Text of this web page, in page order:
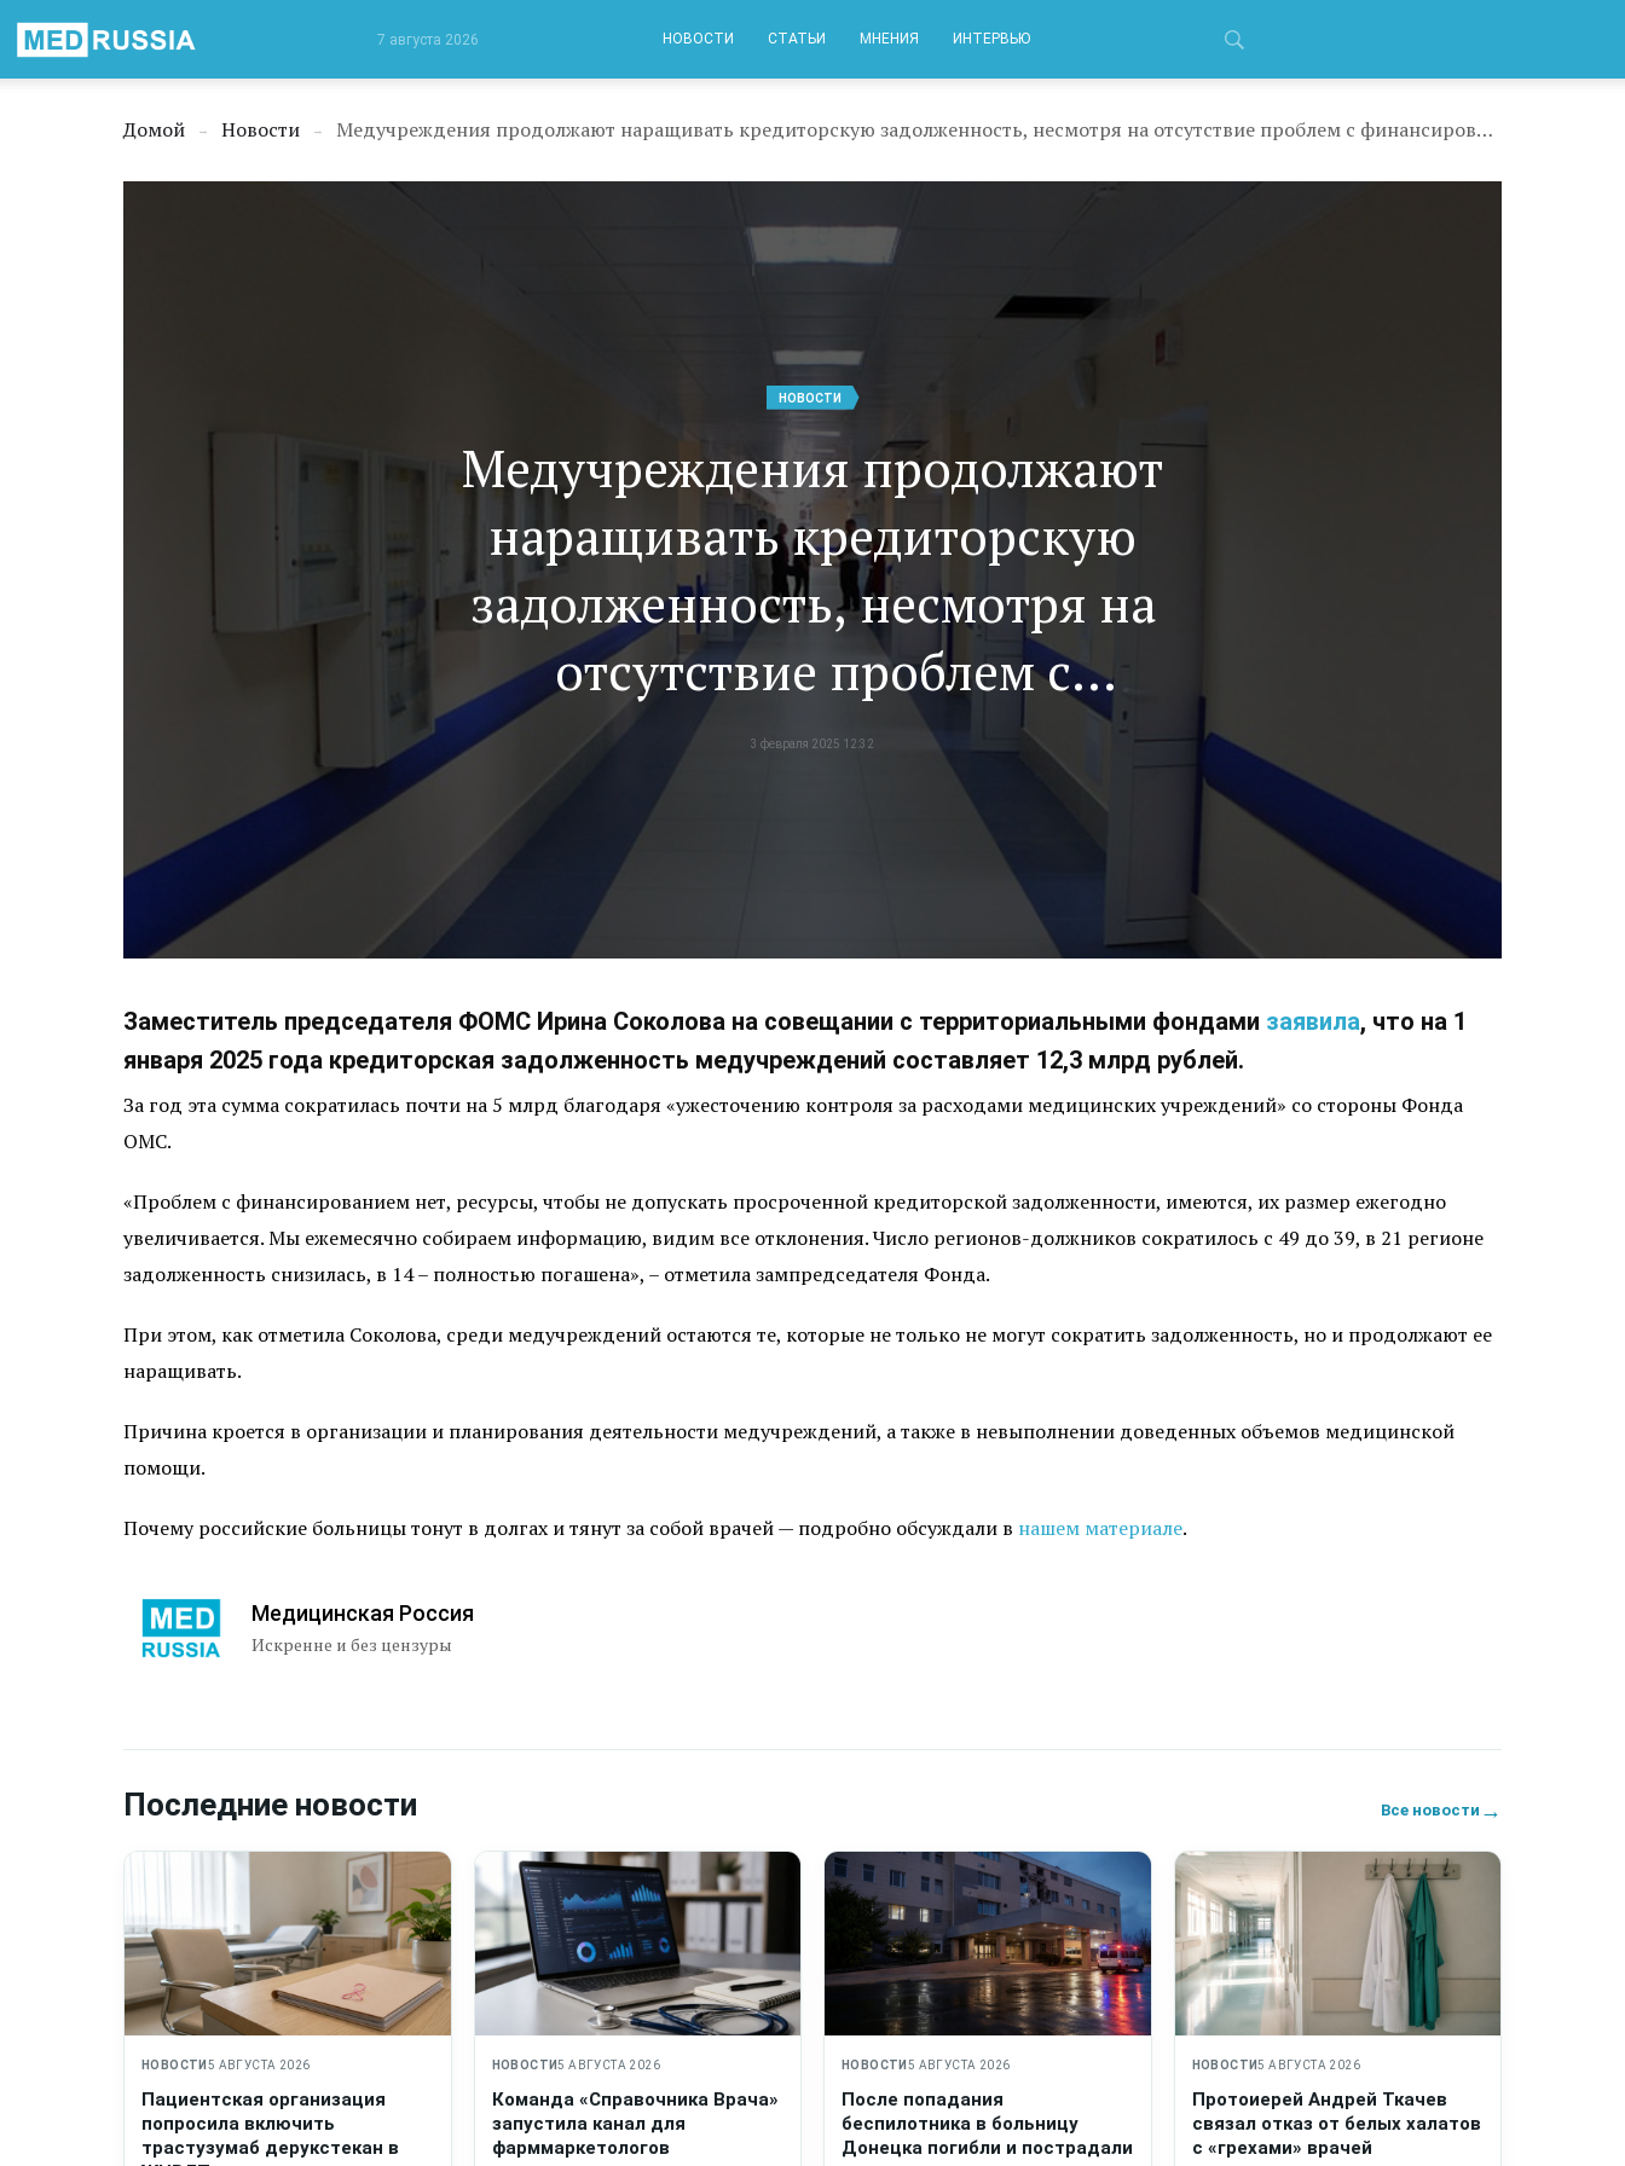
7 августа 2026 НОВОСТИ СТАТЬИ МНЕНИЯ ИНТЕРВЬЮ
Домой → Новости → Медучреждения продолжают наращивать кредиторскую задолженность, несмотря на отсутствие проблем с финансированием
НОВОСТИ
Медучреждения продолжают
наращивать кредиторскую
задолженность, несмотря на
отсутствие проблем с
финансированием
3 февраля 2025 12:32
Заместитель председателя ФОМС Ирина Соколова на совещании с территориальными фондами заявила, что на 1
января 2025 года кредиторская задолженность медучреждений составляет 12,3 млрд рублей.
За год эта сумма сократилась почти на 5 млрд благодаря «ужесточению контроля за расходами медицинских учреждений» со стороны Фонда
ОМС.
«Проблем с финансированием нет, ресурсы, чтобы не допускать просроченной кредиторской задолженности, имеются, их размер ежегодно
увеличивается. Мы ежемесячно собираем информацию, видим все отклонения. Число регионов-должников сократилось с 49 до 39, в 21 регионе
задолженность снизилась, в 14 – полностью погашена», – отметила зампредседателя Фонда.
При этом, как отметила Соколова, среди медучреждений остаются те, которые не только не могут сократить задолженность, но и продолжают ее
наращивать.
Причина кроется в организации и планирования деятельности медучреждений, а также в невыполнении доведенных объемов медицинской
помощи.
Почему российские больницы тонут в долгах и тянут за собой врачей — подробно обсуждали в нашем материале.
Медицинская Россия
Искренне и без цензуры
Последние новости Все новости →
НОВОСТИ 5 АВГУСТА 2026
Пациентская организация
попросила включить
трастузумаб дерукстекан в
НОВОСТИ5 АВГУСТА 2026
Команда «Справочника Врача»
запустила канал для
фарммаркетологов
НОВОСТИ 5 АВГУСТА 2026
После попадания
беспилотника в больницу
Донецка погибли и пострадали
НОВОСТИ5 АВГУСТА 2026
Протоиерей Андрей Ткачев
связал отказ от белых халатов
с «грехами» врачей